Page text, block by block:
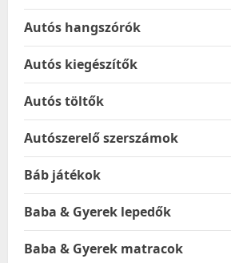
Autós hangszórók
Autós kiegészítők
Autós töltők
Autószerelő szerszámok
Báb játékok
Baba & Gyerek lepedők
Baba & Gyerek matracok